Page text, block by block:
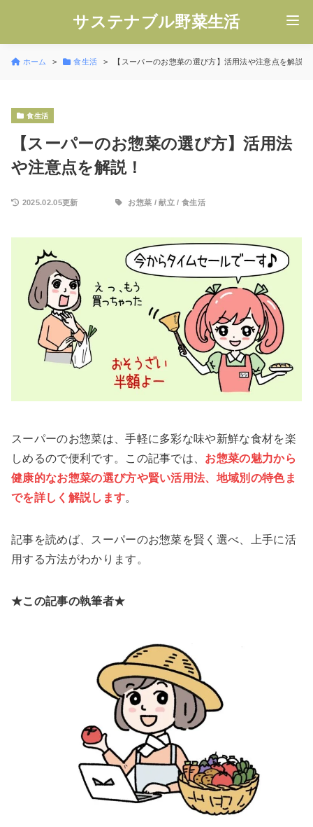
サステナブル野菜生活
ホーム 食生活 【スーパーのお惣菜の選び方】活用法や注意点を解説！
食生活
【スーパーのお惣菜の選び方】活用法
や注意点を解説！
2025.02.05更新 お惣菜 /献立 / 食生活
スーパーのお惣菜は、手軽に多彩な味や新鮮な食材を楽
しめるので便利です。この記事では、 お惣菜の魅力から
健康的なお惣菜の選び方や賢い活用法、地域別の特色ま
でを詳しく解説します。
記事を読めば、スーパーのお惣菜を賢く選べ、上手に活
用する方法がわかります。
★この記事の執筆者★